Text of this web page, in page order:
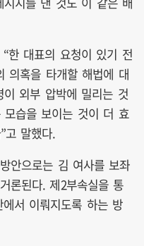
한 대표의 요청이 있기 전
의혹을 타개할 해법에 대
이 외부 압박에 밀리는 것
모습을 보이는 것이 더 효
고 말했다.
안으로는 김 여사를 보좌
론된다. 제2부속실을 통
서 이뤄지도록 하는 방